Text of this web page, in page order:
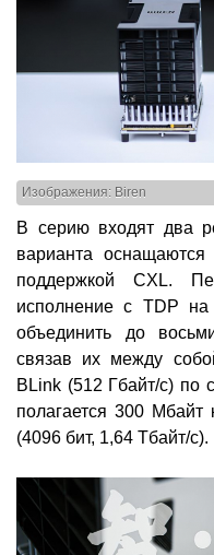
Изображения: Biren
В серию входят два
варианта
поддержкой CXL.
исполнение с TDP
объединить до
связав их между
BLink (512 Гбайт/с) по
полагается 300
(4096 бит, 1,64 Тбайт/c).